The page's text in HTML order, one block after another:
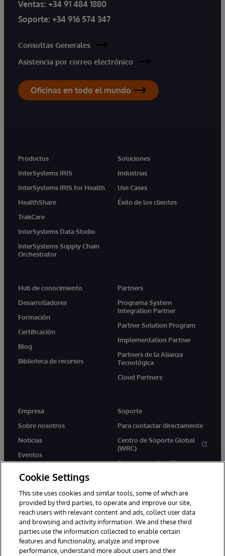
Ventas: +34 91 484 1880
Soporte: +34 916 574 347
Consultas Generales
Asistencia por correo electrónico
Oficinas en todo el mundo
Productos
InterSystems IRIS
InterSystems IRIS for Health
HealthShare
TrakCare
InterSystems Data Studio
InterSystems Supply Chain
Orchestrator
Soluciones
Industrias
Use Cases
Éxito de los clientes
Hub de conocimiento
Desarrolladores
Formación
Certificación
Blog
Biblioteca de recursos
Partners
Programa System
Integration Partner
Partner Solution Program
Implementation Partner
Partners de la Alianza
Tecnológica
Cloud Partners
Empresa
Sobre nosotros
Noticias
Eventos
Soporte
Para contactar directamente
Centro de Soporte Global
(WRC)
Documentación
1996-2026 InterSystems Corporation, Boston, MA. Todos los
Cookie Settings
This site uses cookies and similar tools, some of which are
provided by third parties, to operate and improve our site,
reach users with relevant content and ads, collect user data
and browsing and activity information. We and these third
parties use the information collected to enable certain
features and functionality, analyze and improve
performance, understand more about users and their